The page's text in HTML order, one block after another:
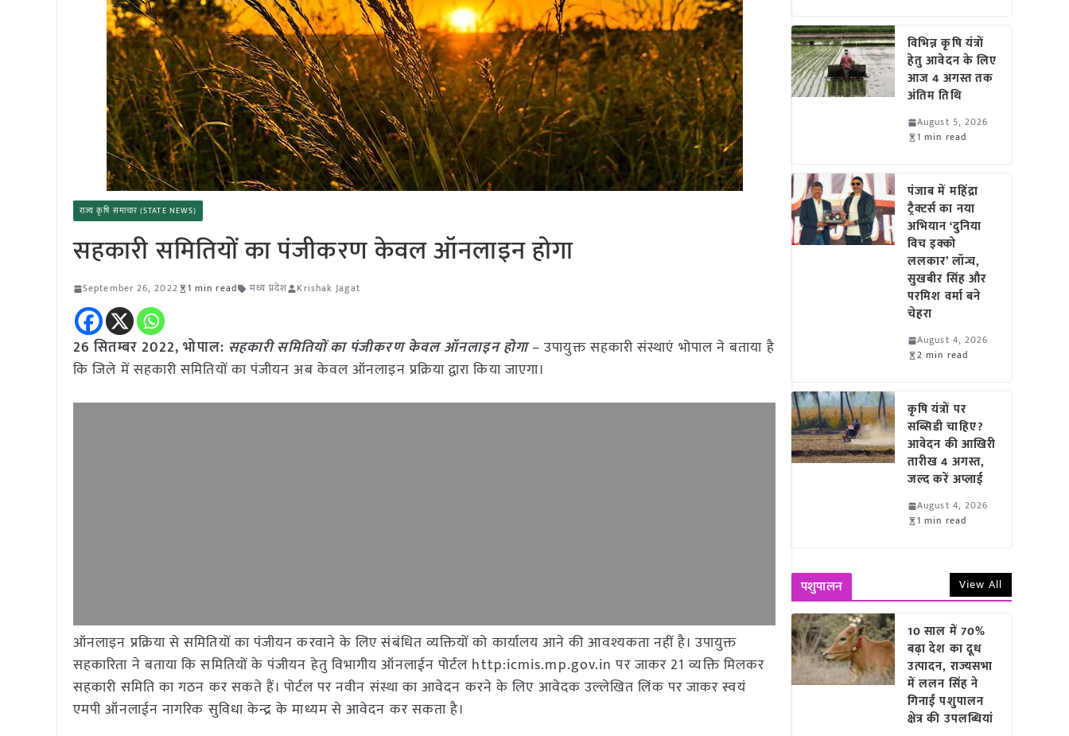
राज्य कृषि समाचार (STATE NEWS)
सहकारी समितियों का पंजीकरण केवल ऑनलाइन होगा
September 26, 2022 1 min read मध्य प्रदेश Krishak Jagat
26 सितम्बर 2022, भोपाल: सहकारी समितियों का पंजीकरण केवल ऑनलाइन होगा– उपायुक्त सहकारी संस्थाएं भोपाल ने बताया है
कि जिले में सहकारी समितियों का पंजीयन अब केवल ऑनलाइन प्रक्रिया द्वारा किया जाएगा।
ऑनलाइन प्रक्रिया से समितियों का पंजीयन करवाने के लिए संबंधित व्यक्तियों को कार्यालय आने की आवश्यकता नहीं है। उपायुक्त
सहकारिता ने बताया कि समितियों के पंजीयन हेतु विभागीय ऑनलाईन पोर्टल http:icmis.mp.gov.in पर जाकर 21 व्यक्ति मिलकर
सहकारी समिति का गठन कर सकते हैं। पोर्टल पर नवीन संस्था का आवेदन करने के लिए आवेदक उल्लेखित लिंक पर जाकर स्वयं
एमपी ऑनलाईन नागरिक सुविधा केन्द्र के माध्यम से आवेदन कर सकता है।
विभिन्न कृषि यंत्रों
हेतु आवेदन के लिए
आज 4 अगस्त तक
अंतिम तिथि
August 5, 2026
1 min read
पंजाब में महिंद्रा
ट्रैक्टर्स का नया
अभियान ‘दुनिया
विच इक्को
ललकार’ लॉन्च,
सुखबीर सिंह और
परमिश वर्मा बने
चेहरा
August 4, 2026
2 min read
कृषि यंत्रों पर
सब्सिडी चाहिए?
आवेदन की आखिरी
तारीख 4 अगस्त,
जल्द करें अप्लाई
August 4, 2026
1 min read
पशुपालन View All
10 साल में 70%
बढ़ा देश का दूध
उत्पादन, राज्यसभा
में ललन सिंह ने
गिनाईं पशुपालन
क्षेत्र की उपलब्धियां